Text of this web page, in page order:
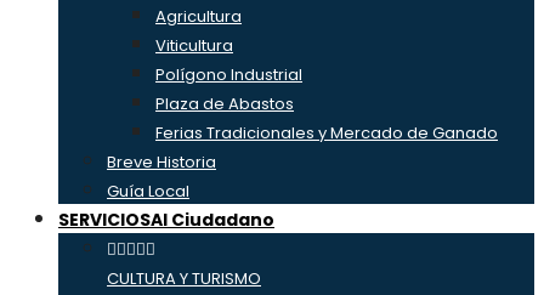
Agricultura
Viticultura
Polígono Industrial
Plaza de Abastos
Ferias Tradicionales y Mercado de Ganado
Breve Historia
Guía Local
SERVICIOSAl Ciudadano
CULTURA Y TURISMO